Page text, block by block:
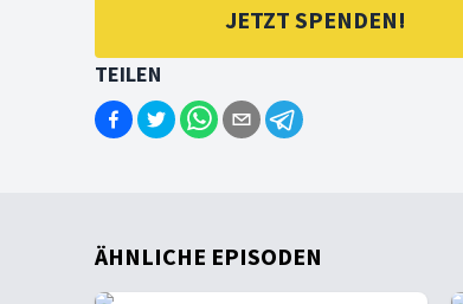
JETZT SPENDEN!
TEILEN
ÄHNLICHE EPISODEN